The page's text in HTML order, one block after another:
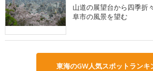
山道の展望台から四季折
阜市の風景を望む
東海のGW人気スポットランキ